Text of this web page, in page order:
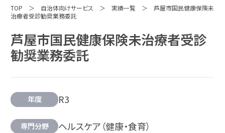
TOP 自治体向けサービス 実績一覧
芦屋市国民健康保険未
治療者受診勧奨業務委託
芦屋市国民健康保険未治療者受診
勧奨業務委託
年度 R3
専門分野 ヘルスケア（健康・食育）